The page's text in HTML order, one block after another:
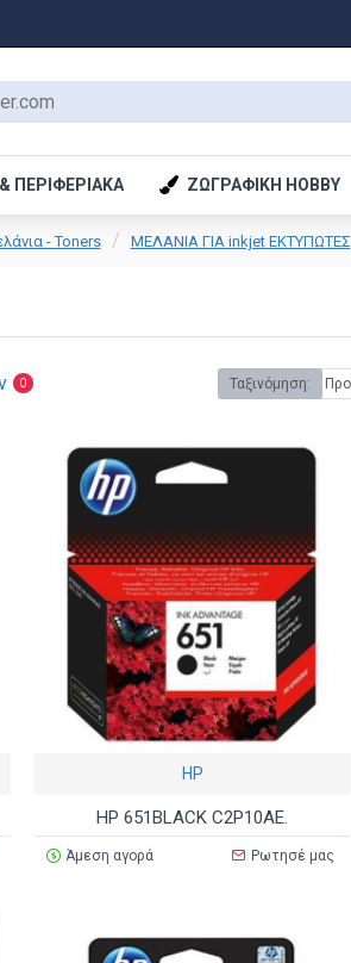
ΠΕΡΙΦΕΡΙΑΚΆ ΖΩΓΡΑΦΙΚΉ HOBBY
- Toners ΜΕΛΑΝΙΑ ΓΙΑ inkjet ΕΚΤΥΠΩΤΕΣ
0 Ταξινόμηση:
HP
HP 651BLACK C2P10AE.
Άμεση αγορά Ρωτησέ μας